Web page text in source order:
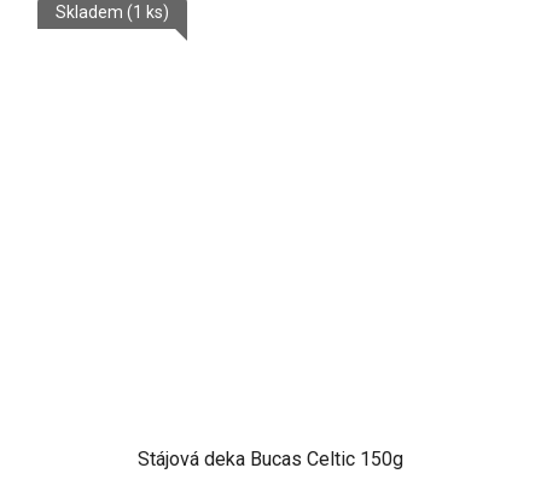
Stájová deka Bucas Celtic 150g
Skladem (1 ks)